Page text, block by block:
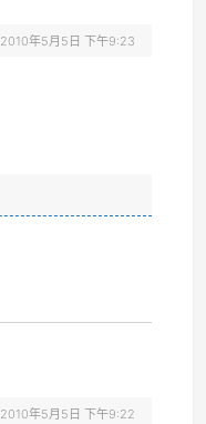
2010年5月5日 下午9:23
2010年5月5日 下午9:22